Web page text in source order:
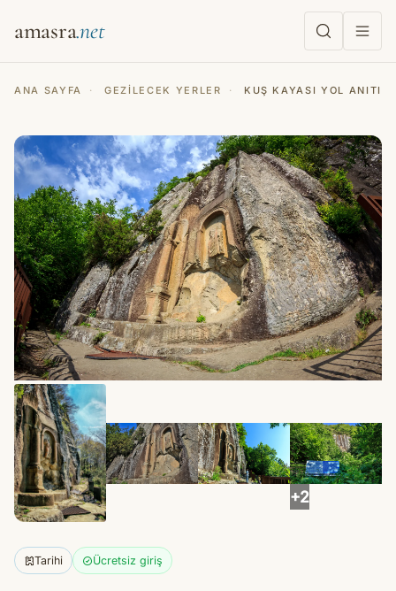
amasra
ANA SAYFA · GEZILECEK YERLER · KUŞ KAYASI YOL ANITI
+2
Tarihi Ücretsiz giriş